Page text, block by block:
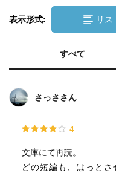
表示形式: リス
すべて
さっささん
4
文庫にて再読。
どの短編も、はっと